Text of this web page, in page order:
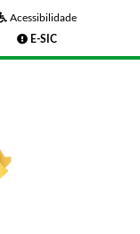
Acessibilidade
E-SIC